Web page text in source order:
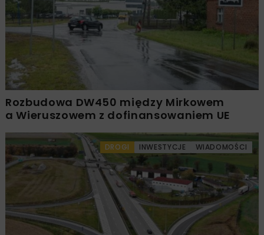
Rozbudowa DW450 między Mirkowem
a Wieruszowem z dofinansowaniem UE
DROGI INWESTYCJE WIADOMOŚCI